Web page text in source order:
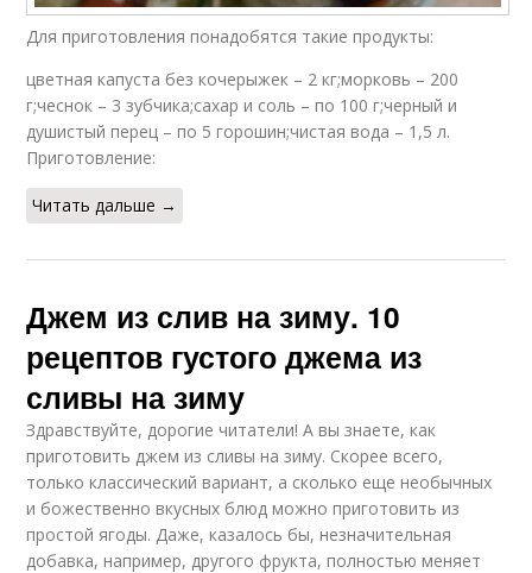
Для приготовления понадобятся такие продукты:
цветная капуста без кочерыжек – 2 кг;морковь – 200
г;чеснок – 3 зубчика;сахар и соль – по 100 г;черный и
душистый перец – по 5 горошин;чистая вода – 1,5 л.
Приготовление:
Читать дальше →
Джем из слив на зиму. 10
рецептов густого джема из
сливы на зиму
Здравствуйте, дорогие читатели! А вы знаете, как
приготовить джем из сливы на зиму. Скорее всего,
только классический вариант, а сколько еще необычных
и божественно вкусных блюд можно приготовить из
простой ягоды. Даже, казалось бы, незначительная
добавка, например, другого фрукта, полностью меняет